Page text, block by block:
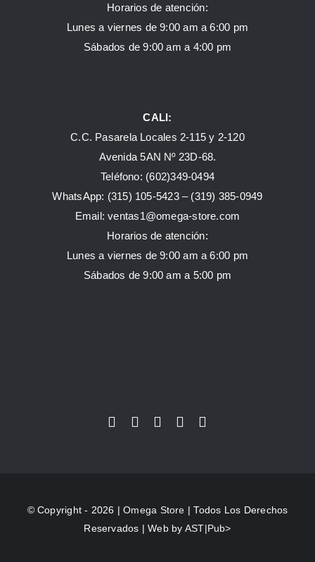
Horarios de atención:
Lunes a viernes de 9:00 am a 6:00 pm
Sábados de 9:00 am a 4:00 pm
CALI:
C.C. Pasarela Locales 2-115 y 2-120
Avenida 5AN Nº 23D-68.
Teléfono: (602)349-0494
WhatsApp: (315) 105-5423 – (319) 385-0949
Email:ventas1@omega-store.com
Horarios de atención:
Lunes a viernes de 9:00 am a 6:00 pm
Sábados de 9:00 am a 5:00 pm
© Copyright - 2026 |Omega Store | Todos Los Derechos
Reservados | Web by AST|Pub>